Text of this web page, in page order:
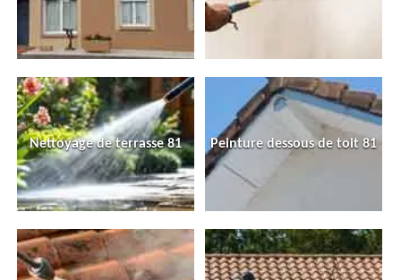
Nettoyage de terrasse 81 Peinture dessous de toit 81